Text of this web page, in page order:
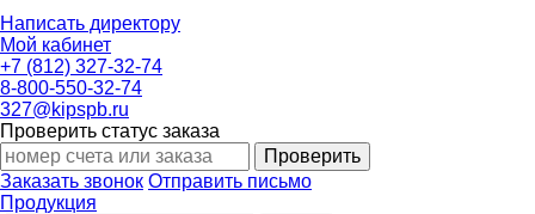
Написать директору
Мой кабинет
+7 (812) 327-32-74
8-800-550-32-74
327@kipspb.ru
Проверить статус заказа
Проверить
Заказать звонок Отправить письмо
Продукция